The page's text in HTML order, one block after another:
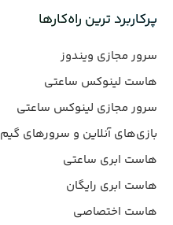
پرکاربرد ترین راه‌کارها
سرور مجازی ویندوز
هاست لینوکس ساعتی
سرور مجازی لینوکس ساعتی
بازی‌های آنلاین و سرورهای گیم
هاست ابری ساعتی
هاست ابری رایگان
هاست اختصاصی